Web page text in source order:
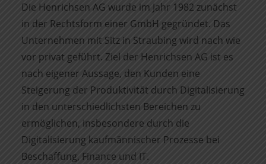
Die Henrichsen AG wurde im Jahr 1982 zunächst
in der Rechtsform einer GmbH gegründet. Das
Unternehmen mit Sitz in Straubing wird nach wie
vor privat geführt. Ziel der Henrichsen AG ist es
nach eigener Aussage, den Kunden eine
Steigerung der Produktivität durch Digitalisierung
in den unterschiedlichsten Bereichen zu
ermöglichen, insbesondere durch die
Digitalisierung kauf­män­nischer Prozesse bei
Beschaffung, Finance und IT.